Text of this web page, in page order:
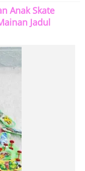
Anak Skate
Jadul